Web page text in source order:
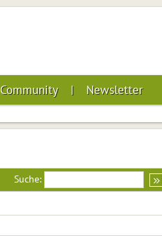
Community Newsletter
Suche: